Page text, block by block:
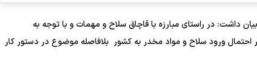
داشت: در راستای مبارزه با قاچاق سلاح و مهمات و با توجه به
ورود سلاح و مواد مخدر به کشور بلافاصله موضوع در دستور کار